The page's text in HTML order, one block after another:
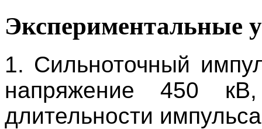
Экспериментальные
1. Сильноточный
напряжение 450
длительности